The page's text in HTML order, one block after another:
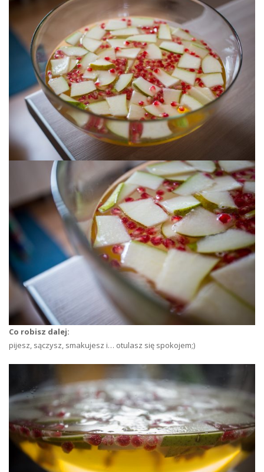
Co robisz dalej:
pijesz, sączysz, smakujesz i… otulasz się spokojem;)